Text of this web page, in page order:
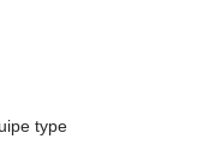
type